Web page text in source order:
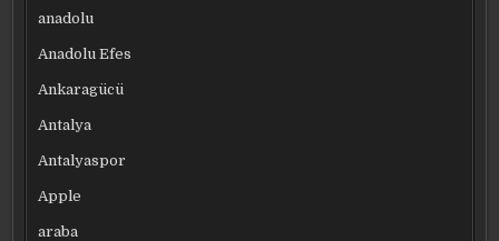
anadolu
Anadolu Efes
Ankaragücü
Antalya
Antalyaspor
Apple
araba